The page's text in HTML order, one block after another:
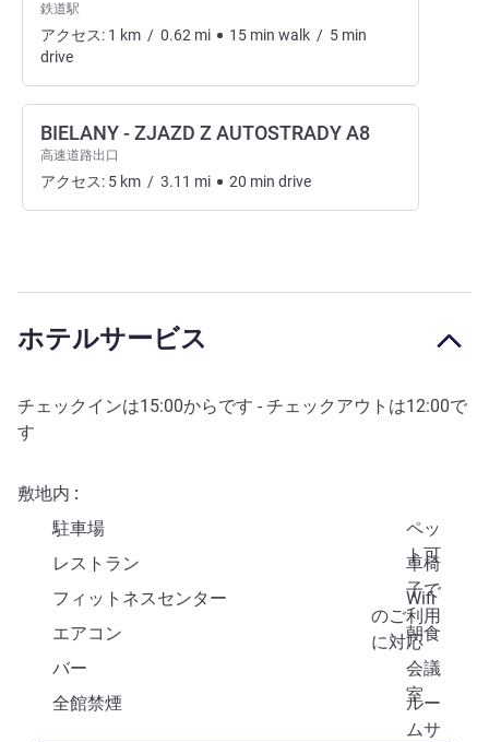
鉄道駅
アクセス: 1 km / 0.62 mi 15 min walk / 5 min
drive
BIELANY - ZJAZD Z AUTOSTRADY A8
高速道路出口
アクセス: 5 km / 3.11 mi 20 min drive
ホテルサービス
チェックインは15:00からです - チェックアウトは12:00で
す
敷地内
駐車場
ペッ
ト可
レストラン
車椅
子で
のご利用
に対応
フィットネスセンター
Wifi
エアコン
朝食
バー
会議
室
全館禁煙
ルー
ムサ